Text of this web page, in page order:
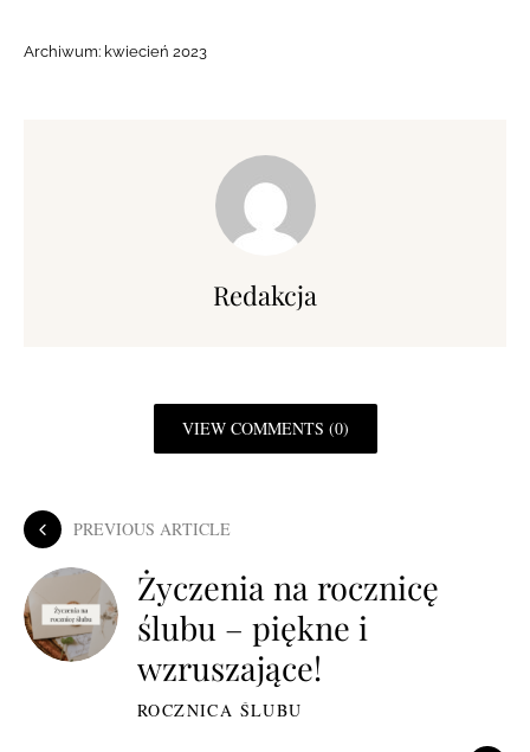
Archiwum: kwiecień 2023
Redakcja
VIEW COMMENTS (0)
PREVIOUS ARTICLE
Życzenia na rocznicę
ślubu – piękne i
wzruszające!
ROCZNICA ŚLUBU